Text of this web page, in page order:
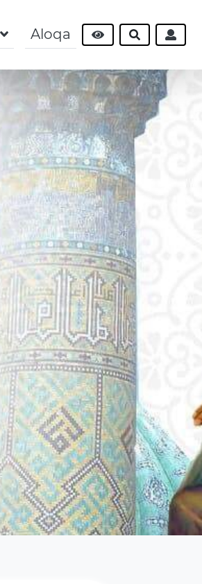
Aloqa